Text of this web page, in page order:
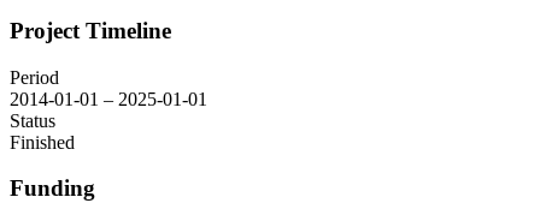
Project Timeline
Period
2014-01-01 – 2025-01-01
Status
Finished
Funding